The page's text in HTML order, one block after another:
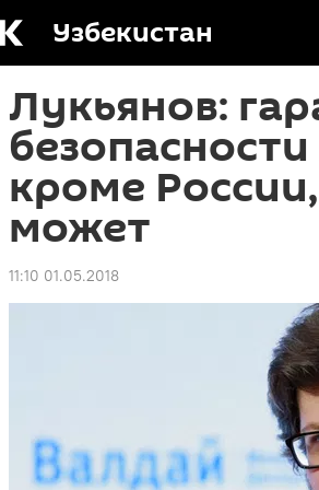
Узбекистан
Лукьянов:
кроме
может
11:10 01.05.2018